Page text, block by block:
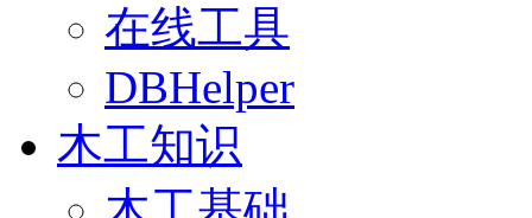
在线工具
DBHelper
木工知识